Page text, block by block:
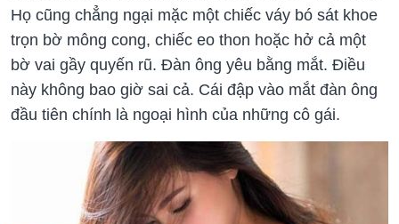
Họ cũng chẳng ngại mặc một chiếc váy bó sát khoe
trọn bờ mông cong, chiếc eo thon hoặc hở cả một
bờ vai gầy quyến rũ. Đàn ông yêu bằng mắt. Điều
này không bao giờ sai cả. Cái đập vào mắt đàn ông
đầu tiên chính là ngoại hình của những cô gái.